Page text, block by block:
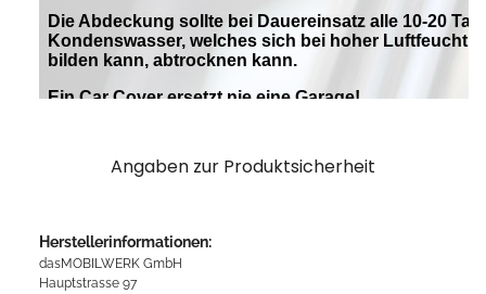
Angaben zur Produktsicherheit
Herstellerinformationen:
dasMOBILWERK GmbH
Hauptstrasse 97